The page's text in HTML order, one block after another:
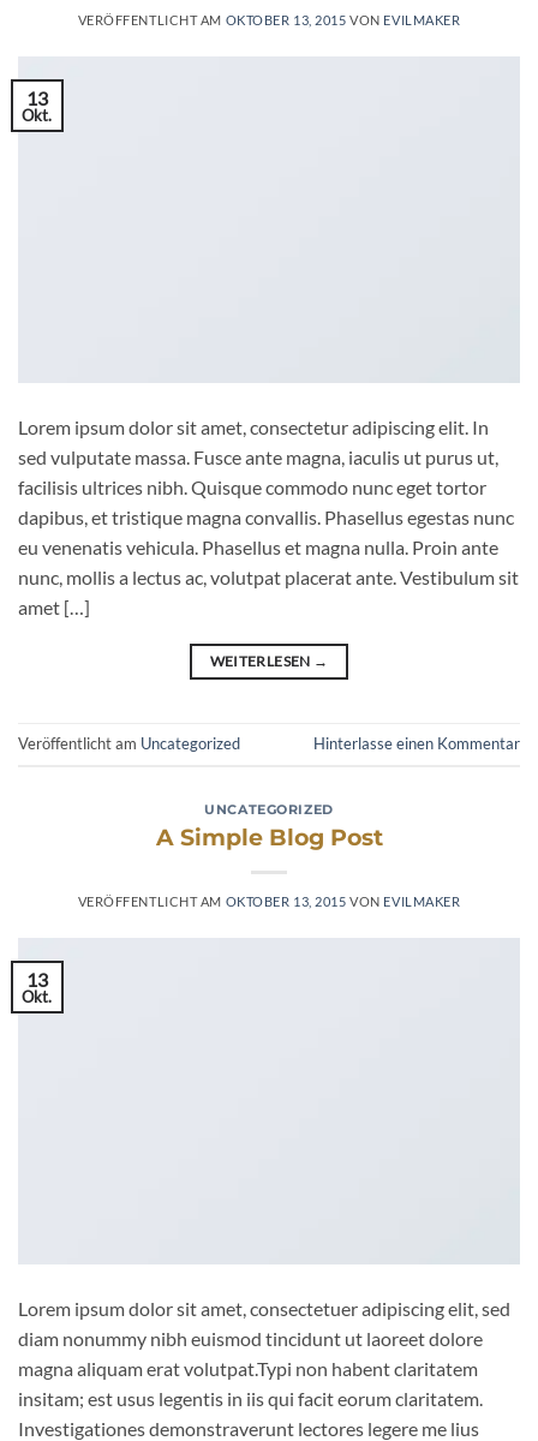
VERÖFFENTLICHT AM OKTOBER 13, 2015 VON EVILMAKER
13
Okt.
Lorem ipsum dolor sit amet, consectetur adipiscing elit. In
sed vulputate massa. Fusce ante magna, iaculis ut purus ut,
facilisis ultrices nibh. Quisque commodo nunc eget tortor
dapibus, et tristique magna convallis. Phasellus egestas nunc
eu venenatis vehicula. Phasellus et magna nulla. Proin ante
nunc, mollis a lectus ac, volutpat placerat ante. Vestibulum sit
amet […]
WEITERLESEN →
Veröffentlicht am Uncategorized Hinterlasse einen Kommentar
UNCATEGORIZED
A Simple Blog Post
VERÖFFENTLICHT AM OKTOBER 13, 2015 VON EVILMAKER
13
Okt.
Lorem ipsum dolor sit amet, consectetuer adipiscing elit, sed
diam nonummy nibh euismod tincidunt ut laoreet dolore
magna aliquam erat volutpat.Typi non habent claritatem
insitam; est usus legentis in iis qui facit eorum claritatem.
Investigationes demonstraverunt lectores legere me lius